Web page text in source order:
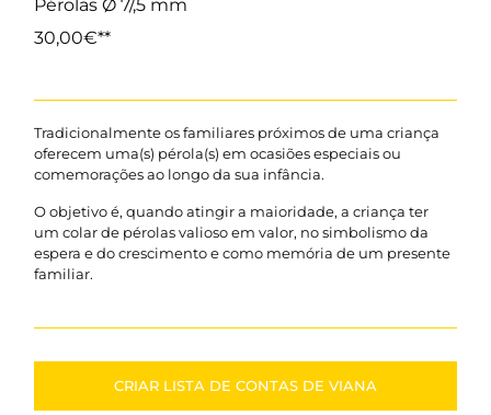
Pérolas Ø 7/,5 mm
30,00€
Tradicionalmente os familiares próximos de uma criança
oferecem uma(s) pérola(s) em ocasiões especiais ou
comemorações ao longo da sua infância.
O objetivo é, quando atingir a maioridade, a criança ter
um colar de pérolas valioso em valor, no simbolismo da
espera e do crescimento e como memória de um presente
familiar.
CRIAR LISTA DE CONTAS DE VIANA